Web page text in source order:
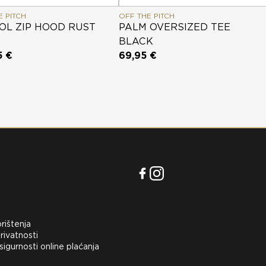
PITCH
ZIP HOOD RUST
€
OFF THE PITCH
PALM OVERSIZED TEE
BLACK
69,95 €
online plaćanja